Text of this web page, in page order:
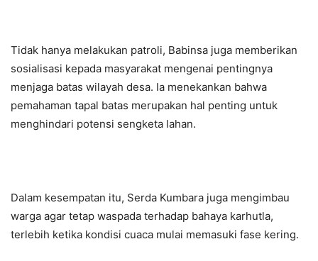
Tidak hanya melakukan patroli, Babinsa juga memberikan
sosialisasi kepada masyarakat mengenai pentingnya
menjaga batas wilayah desa. Ia menekankan bahwa
pemahaman tapal batas merupakan hal penting untuk
menghindari potensi sengketa lahan.
Dalam kesempatan itu, Serda Kumbara juga mengimbau
warga agar tetap waspada terhadap bahaya karhutla,
terlebih ketika kondisi cuaca mulai memasuki fase kering.